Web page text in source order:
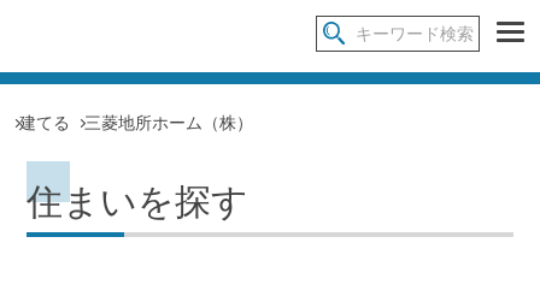
建てる 三菱地所ホーム（株）
住まいを探す